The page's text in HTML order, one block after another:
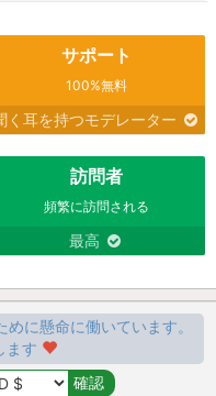
サポート
100%無料
く耳を持つモデレーター
訪問者
頻繁に訪問される
最高
に懸命に働いています。
ます